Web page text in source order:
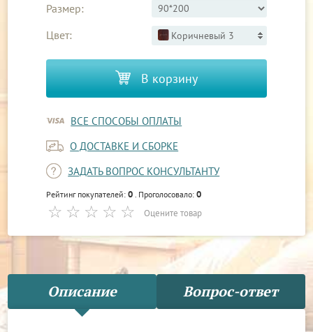
Размер:
Цвет:
Коричневый 3
В корзину
ВСЕ СПОСОБЫ ОПЛАТЫ
О ДОСТАВКЕ И СБОРКЕ
ЗАДАТЬ ВОПРОС КОНСУЛЬТАНТУ
Рейтинг покупателей:0 . Проголосовало:0
Оцените товар
Описание Вопрос-ответ